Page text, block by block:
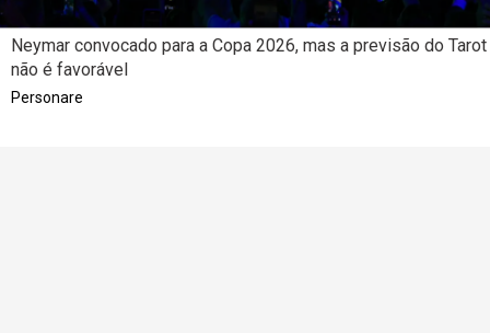
Neymar convocado para a Copa 2026, mas a previsão do Tarot
não é favorável
Personare